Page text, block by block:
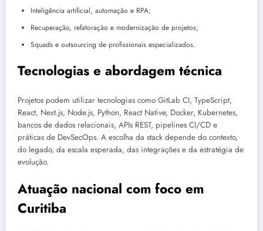
Inteligência artificial, automação e RPA;
Recuperação, refatoração e modernização de projetos;
Squads e outsourcing de profissionais especializados.
Tecnologias e abordagem técnica
Projetos podem utilizar tecnologias como GitLab CI, TypeScript,
React, Next.js, Node.js, Python, React Native, Docker, Kubernetes,
bancos de dados relacionais, APIs REST, pipelines CI/CD e
práticas de DevSecOps. A escolha da stack depende do contexto,
do legado, da escala esperada, das integrações e da estratégia de
evolução.
Atuação nacional com foco em
Curitiba